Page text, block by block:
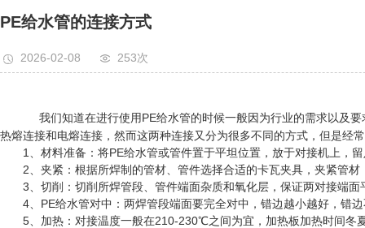
PE给水管的连接方式
2026-02-08 253次
我们知道在进行使用PE给水管的时候一般因为行业的需求以及要
热熔连接和电熔连接，然而这两种连接又分为很多不同的方式，但是经
1、材料准备：将PE给水管或管件置于平坦位置，放于对接机上，
2、夹紧：根据所焊制的管材、管件选择合适的卡瓦夹具，夹紧管材
3、切削：切削所焊管段、管件端面杂质和氧化层，保证两对接端面
4、PE给水管对中：两焊管段端面要完全对中，错边越小越好，错边
5、加热：对接温度一般在210-230℃之间为宜，加热板加热时间冬